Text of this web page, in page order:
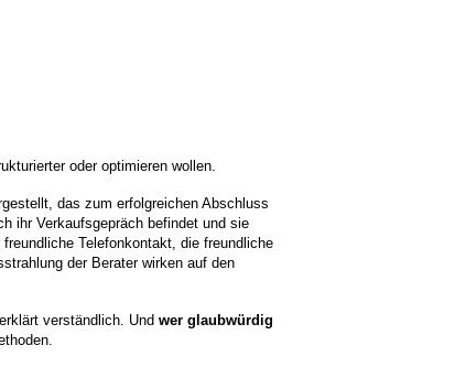
oder optimieren wollen.
das zum erfolgreichen Abschluss
ihr Verkaufsgepräch befindet und sie
Telefonkontakt, die freundliche
der Berater wirken auf den
verständlich. Undwer glaubwürdig